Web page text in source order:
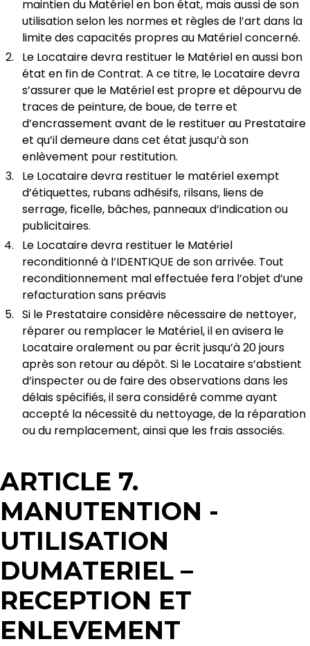
maintien du Matériel en bon état, mais aussi de son
utilisation selon les normes et règles de l’art dans la
limite des capacités propres au Matériel concerné.
Le Locataire devra restituer le Matériel en aussi bon
état en fin de Contrat. A ce titre, le Locataire devra
s’assurer que le Matériel est propre et dépourvu de
traces de peinture, de boue, de terre et
d’encrassement avant de le restituer au Prestataire
et qu’il demeure dans cet état jusqu’à son
enlèvement pour restitution.
Le Locataire devra restituer le matériel exempt
d’étiquettes, rubans adhésifs, rilsans, liens de
serrage, ficelle, bâches, panneaux d’indication ou
publicitaires.
Le Locataire devra restituer le Matériel
reconditionné à l’IDENTIQUE de son arrivée. Tout
reconditionnement mal effectuée fera l’objet d’une
refacturation sans préavis
Si le Prestataire considère nécessaire de nettoyer,
réparer ou remplacer le Matériel, il en avisera le
Locataire oralement ou par écrit jusqu’à 20 jours
après son retour au dépôt. Si le Locataire s’abstient
d’inspecter ou de faire des observations dans les
délais spécifiés, il sera considéré comme ayant
accepté la nécessité du nettoyage, de la réparation
ou du remplacement, ainsi que les frais associés.
ARTICLE 7.
MANUTENTION -
UTILISATION
DUMATERIEL –
RECEPTION ET
ENLEVEMENT